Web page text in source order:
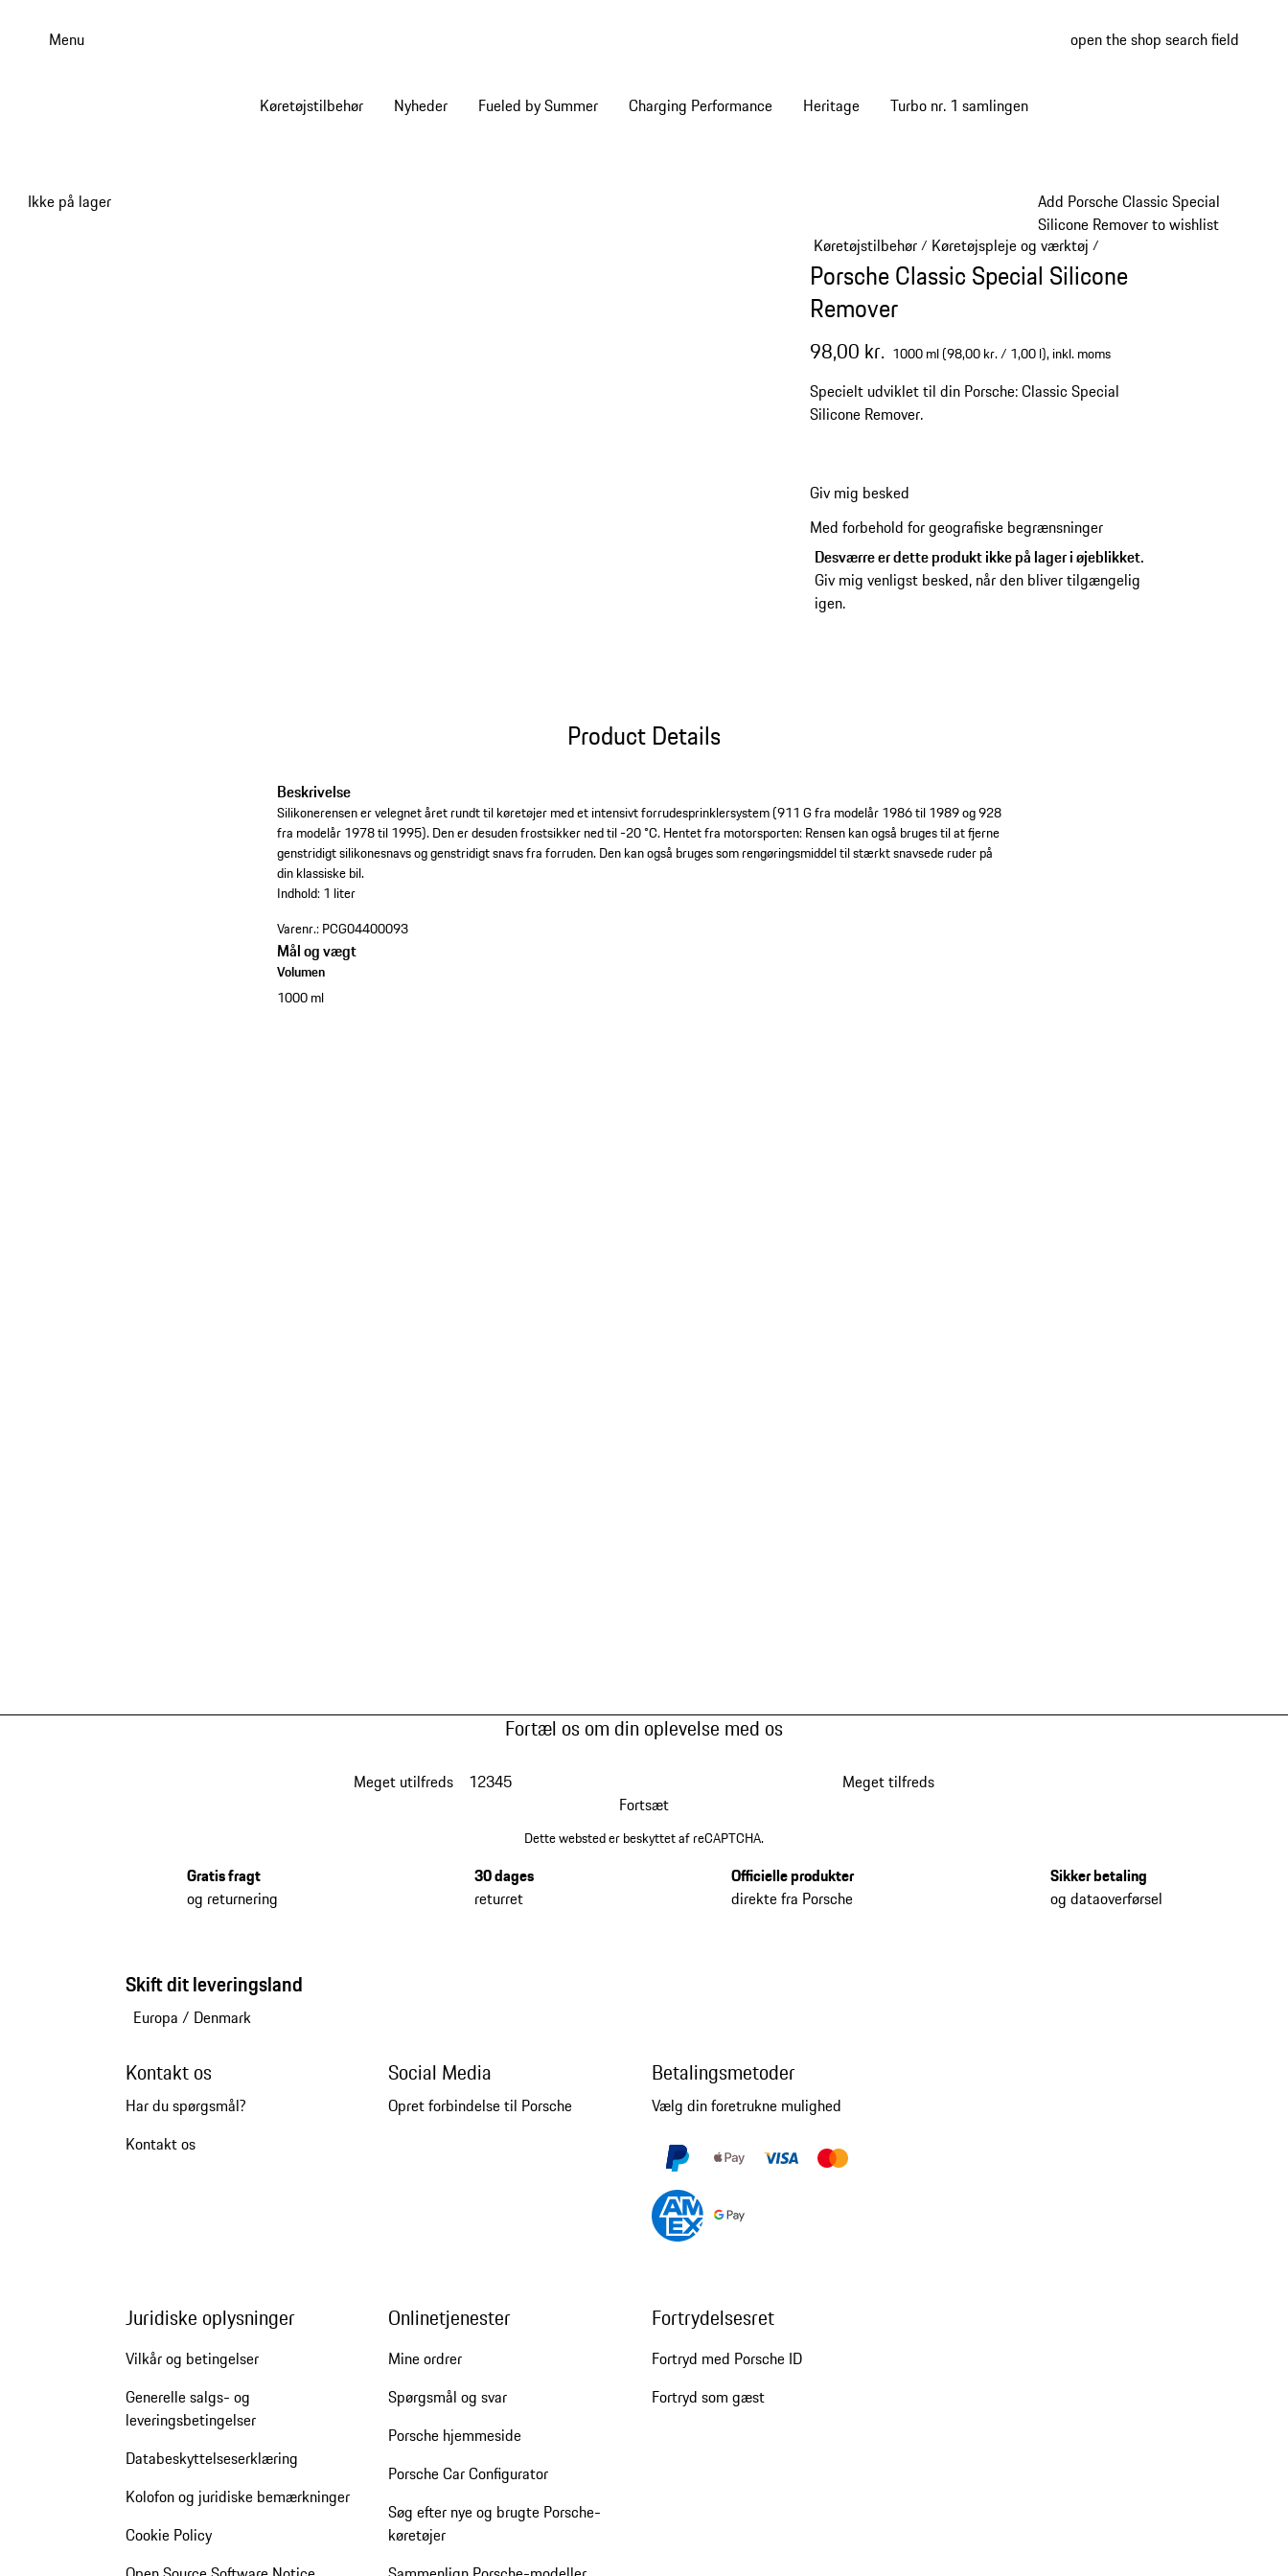
Menu open the shop search field
Køretøjstilbehør Nyheder Fueled by Summer Charging Performance Heritage Turbo nr. 1 samlingen
Add Porsche Classic Special
Silicone Remover to wishlist
Ikke på lager
Køretøjstilbehør/ Køretøjspleje og værktøj /
Porsche Classic Special Silicone
Remover
98,00 kr. 1000 ml (98,00 kr. / 1,00 l),inkl. moms
Specielt udviklet til din Porsche: Classic Special
Silicone Remover.
Giv mig besked
Med forbehold for geografiske begrænsninger
Desværre er dette produkt ikke på lager i øjeblikket.
Giv mig venligst besked, når den bliver tilgængelig
igen.
Product Details
Beskrivelse
Silikonerensen er velegnet året rundt til køretøjer med et intensivt forrudesprinklersystem (911 G fra modelår 1986 til 1989 og 928
fra modelår 1978 til 1995). Den er desuden frostsikker ned til -20 °C. Hentet fra motorsporten: Rensen kan også bruges til at fjerne
genstridigt silikonesnavs og genstridigt snavs fra forruden. Den kan også bruges som rengøringsmiddel til stærkt snavsede ruder på
din klassiske bil.
Indhold: 1 liter
Varenr.:PCG04400093
Mål og vægt
Volumen
1000 ml
Fortæl os om din oplevelse med os
Meget utilfreds 12345
Meget tilfreds
Fortsæt
Dette websted er beskyttet af reCAPTCHA.
Gratis fragt
og returnering
30 dages
returret
Officielle produkter
direkte fra Porsche
Sikker betaling
og dataoverførsel
Skift dit leveringsland
Europa / Denmark
Kontakt os
Har du spørgsmål?
Kontakt os
Social Media
Opret forbindelse til Porsche
Betalingsmetoder
Vælg din foretrukne mulighed
Juridiske oplysninger
Vilkår og betingelser
Generelle salgs- og
leveringsbetingelser
Databeskyttelseserklæring
Kolofon og juridiske bemærkninger
Cookie Policy
Onlinetjenester
Mine ordrer
Spørgsmål og svar
Porsche hjemmeside
Porsche Car Configurator
Søg efter nye og brugte Porsche-
køretøjer
Fortrydelsesret
Fortryd med Porsche ID
Fortryd som gæst